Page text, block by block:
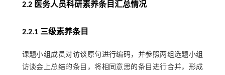
2.2 医务人员科研素养条目汇总情况
2.2.1 三级素养条目
课题小组成员对访谈原句进行编码，并参照两组选题小组
访谈会上总结的条目，将相同意思的条目进行合并，形成